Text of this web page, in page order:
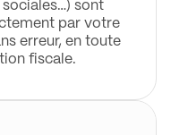
sociales…) sont
par votre
erreur, en toute
fiscale.